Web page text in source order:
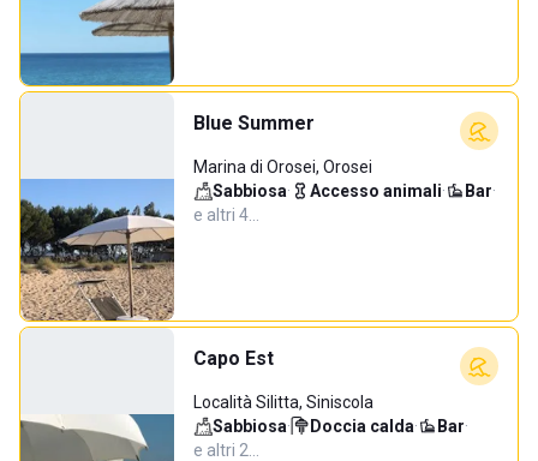
Blue Summer
Marina di Orosei, Orosei
Sabbiosa· Accesso animali· Bar·
e altri 4…
Capo Est
Località Silitta, Siniscola
Sabbiosa· Doccia calda· Bar·
e altri 2…